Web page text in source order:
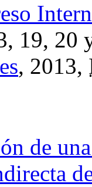
19, 20
, 2013,
de